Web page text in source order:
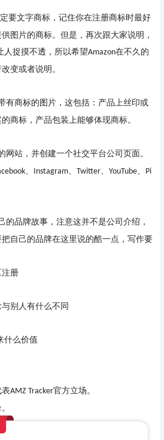
要文字商标，记住你在注册商标时最好
图片的商标。 但是，再次跟大家说明，
人捉摸不透，所以希望Amazon在不久的
变或者说明。
有商标的图片， 这包括：产品上丝印或
商标，产品包装上能够体现商标。
网站，并创建一个社交平台公司页面。
、 Instagram、 Twitter、 YouTube、 Pi
的品牌故事， 注意这并不是公司介绍，
自己的品牌在这里说的酷一点，写作要
注册
别人有什么不同
什么价值
AMZ Tracker官方立场。